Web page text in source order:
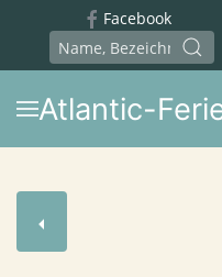
Facebook
Atlantic-